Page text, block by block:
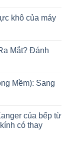
khô của máy
Mắt? Đánh
Mềm): Sang
của bếp từ
có thay